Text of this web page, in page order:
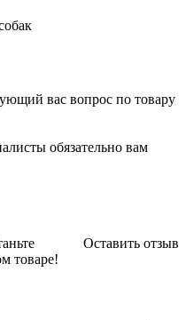
вас вопрос по товару
обязательно вам
Оставить отзыв
товаре!